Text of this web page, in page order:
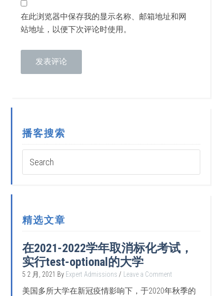
在此浏览器中保存我的显示名称、邮箱地址和网
站地址，以便下次评论时使用。
播客搜索
精选文章
在2021-2022学年取消标化考试，
实行test-optional的大学
5 2 月, 2021 By Expert Admissions Leave a Comment
美国多所大学在新冠疫情影响下，于2020年秋季的